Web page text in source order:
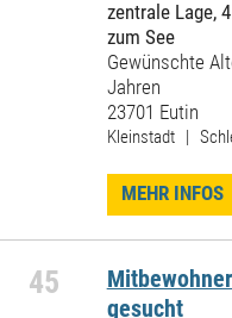
zentrale Lage,
zum See
Gewünschte
Jahren
23701 Eutin
Kleinstadt |
MEHR INFOS
45
gesucht